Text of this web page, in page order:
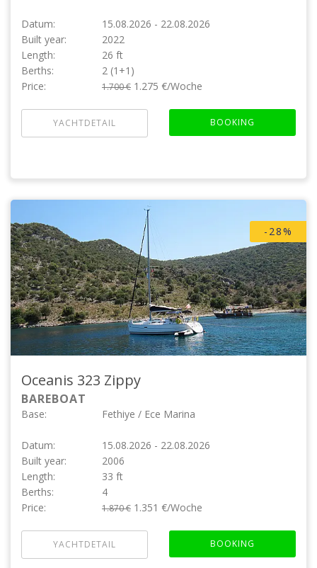
Datum:
15.08.2026 - 22.08.2026
Built year:
2022
Length:
26 ft
Berths:
2 (1+1)
Price:
1.700 € 1.275 €/Woche
YACHTDETAIL BOOKING
-28%
Oceanis 323 Zippy
BAREBOAT
Base: Fethiye / Ece Marina
Datum:
15.08.2026 - 22.08.2026
Built year:
2006
Length:
33 ft
Berths:
4
Price:
1.870 € 1.351 €/Woche
YACHTDETAIL BOOKING